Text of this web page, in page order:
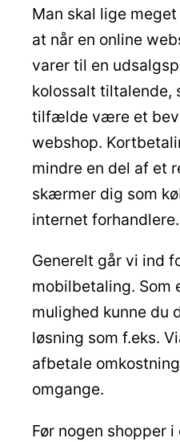
Man skal lige
at når en online
varer til en
kolossalt tiltalende,
tilfælde være et
webshop.
mindre en del af et
skærmer dig som
internet forhandlere.
Generelt går vi ind
mobilbetaling. Som
mulighed kunne du
løsning som f.eks.
afbetale
omgange.
Før nogen shopper